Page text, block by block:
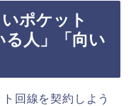
ポケット
人」「向い
回線を契約しよう